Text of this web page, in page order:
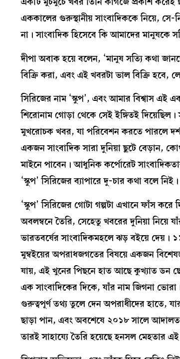
এককালের গুরুস্থানীয় সাংবাদিককে নিয়ে,
না। সাংবাদিক হিসেবে কি আমাদের মানুষকে
দীপা অবাক হয়ে বলেন, ‘মানুষ সত্যি কথা
বিক্রি করা, এবং এই খবরটা ভাল বিক্রি হবে,
সিরিজের নাম ‘স্কুপ’, এবং আমার বিশ্বাস
শিরোনাম গোড়া থেকে সেই ইঙ্গিতই
মুখরোচক খবর, যা পরিবেশন করতে পারলে
একজন সাংবাদিক সারা দুনিয়া ছুটে বেড়ান,
মাইনে পাবেন। আধুনিক কর্পোরেট
‘স্কুপ’ সিরিজের ব্যাপারে দু-চার কথা বলে নিই।
‘স্কুপ’ সিরিজের গোটা গল্পটা এখানে ফাঁস করে
অবলম্বনে তৈরি, সেহেতু খবরের দুনিয়া নিয়ে
ভারতবর্ষের সাংবাদিকমহলে ঝড় বইয়ে দেয়।
মুম্বইয়ের অপরাধজগতের বিষয়ে একজন
যায়, এই খুনের পিছনে হাত আছে কুখ্যাত ডন
এক সাংবাদিকের দিকে, যাঁর নাম জিগনা
গুরুত্বপূর্ণ তথ্য তুলে দেন অপরাধীদের হাতে,
ছাড়া পান, এবং অবশেষে ২০১৮ সালে আদালত
তারই সাহায্যে তৈরি হয়েছে হনসল মেহতার এই